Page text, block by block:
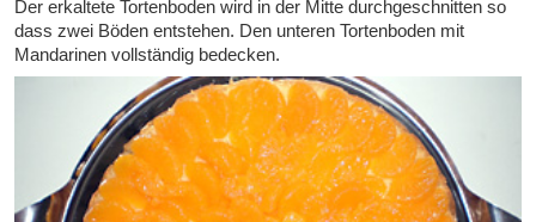
Der erkaltete Tortenboden wird in der Mitte durchgeschnitten so
dass zwei Böden entstehen. Den unteren Tortenboden mit
Mandarinen vollständig bedecken.